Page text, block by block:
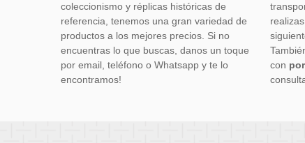
coleccionismo y réplicas históricas de
referencia, tenemos una gran variedad de
productos a los mejores precios. Si no
encuentras lo que buscas, danos un toque
por email, teléfono o Whatsapp y te lo
encontramos!
con